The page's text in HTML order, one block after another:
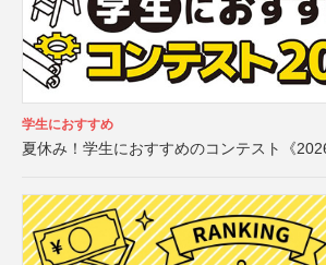
学生におすすめ
夏休み！学生におすすめのコンテスト《